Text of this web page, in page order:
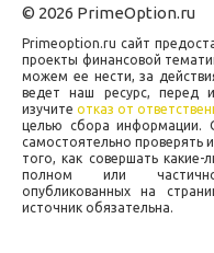
© 2026 PrimeOption.ru
Primeoption.ru сайт
проекты финансовой
можем ее нести, за
ведет наш ресурс, перед
изучитеотказ от
целью сбора информации.
самостоятельно проверять
того, как совершать
полном или
опубликованных на
источник обязательна.